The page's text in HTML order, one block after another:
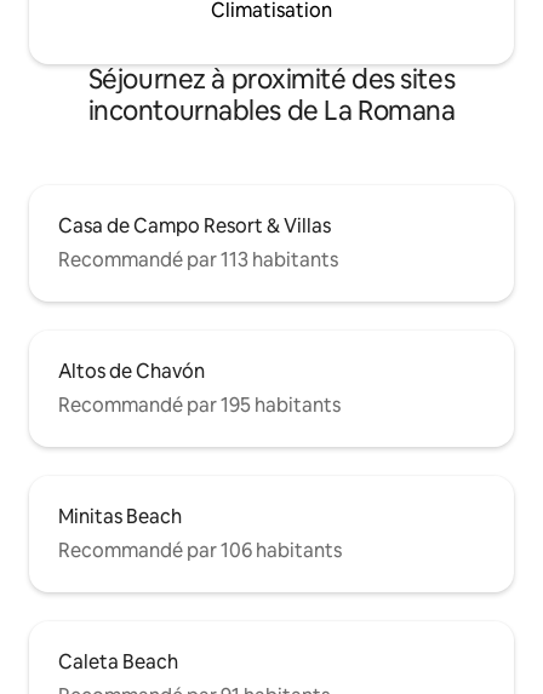
Climatisation
Séjournez à proximité des sites
incontournables de La Romana
Casa de Campo Resort & Villas
Recommandé par 113 habitants
Altos de Chavón
Recommandé par 195 habitants
Minitas Beach
Recommandé par 106 habitants
Caleta Beach